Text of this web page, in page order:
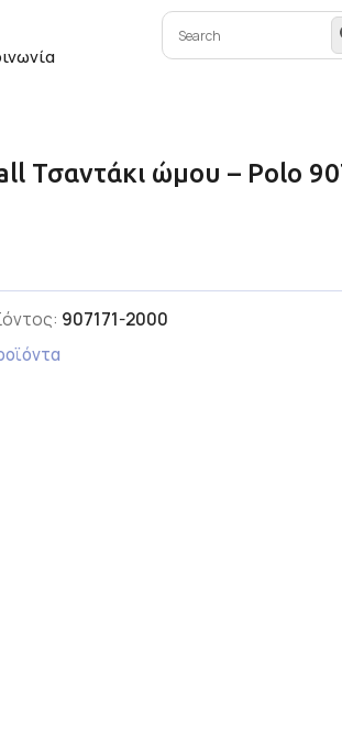
Τσαντάκι ώμου – Polo
907171-2000